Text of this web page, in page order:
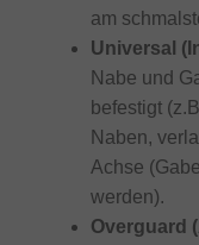
am
Universal
Nabe und
befestigt
Naben,
Achse
werden).
Overguard